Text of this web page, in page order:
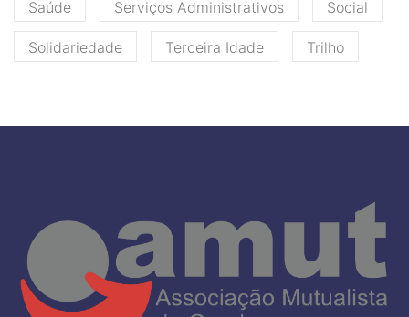
Saúde Serviços Administrativos Social
Solidariedade Terceira Idade Trilho